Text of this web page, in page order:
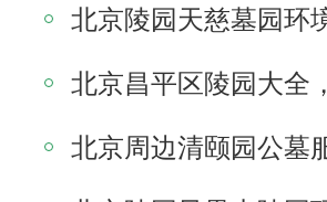
北京昌平区陵园大全